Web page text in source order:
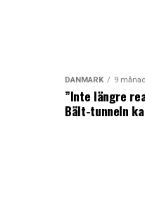
DANMARK 9
”Inte längre
Bält-tunneln